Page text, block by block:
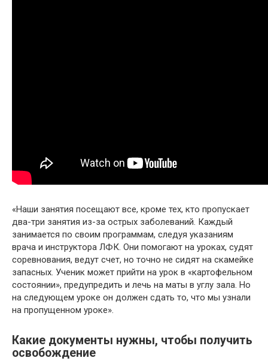
«Наши занятия посещают все, кроме тех, кто пропускает
два-три занятия из-за острых заболеваний. Каждый
занимается по своим программам, следуя указаниям
врача и инструктора ЛФК. Они помогают на уроках, судят
соревнования, ведут счет, но точно не сидят на скамейке
запасных. Ученик может прийти на урок в «картофельном
состоянии», предупредить и лечь на маты в углу зала. Но
на следующем уроке он должен сдать то, что мы узнали
на пропущенном уроке».
Какие документы нужны, чтобы получить
освобождение